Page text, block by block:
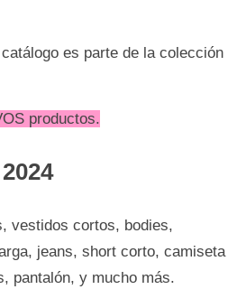
es parte de la colección
productos.
vestidos cortos, bodies,
jeans, short corto, camiseta
pantalón, y mucho más.